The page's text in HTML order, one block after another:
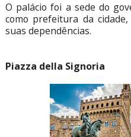
O palácio foi a sede do
como prefeitura da
suas dependências.
Piazza della Signoria